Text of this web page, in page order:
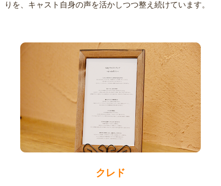
りを、キャスト自身の声を活かしつつ整え続けています。
クレド